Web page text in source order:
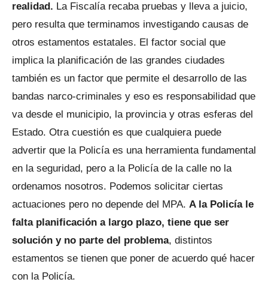
realidad. La Fiscalía recaba pruebas y lleva a juicio,
pero resulta que terminamos investigando causas de
otros estamentos estatales. El factor social que
implica la planificación de las grandes ciudades
también es un factor que permite el desarrollo de las
bandas narco-criminales y eso es responsabilidad que
va desde el municipio, la provincia y otras esferas del
Estado. Otra cuestión es que cualquiera puede
advertir que la Policía es una herramienta fundamental
en la seguridad, pero a la Policía de la calle no la
ordenamos nosotros. Podemos solicitar ciertas
actuaciones pero no depende del MPA. A la Policía le
falta planificación a largo plazo, tiene que ser
solución y no parte del problema, distintos
estamentos se tienen que poner de acuerdo qué hacer
con la Policía.